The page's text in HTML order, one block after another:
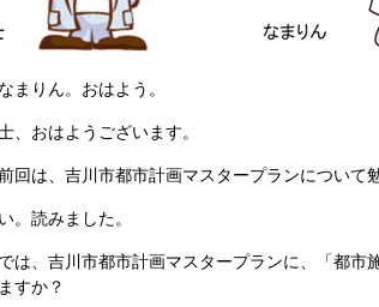
まりん。おはよう。
、おはようございます。
回は、吉川市都市計画マスタープランについて
。読みました。
は、吉川市都市計画マスタープランに、「都市
すか？